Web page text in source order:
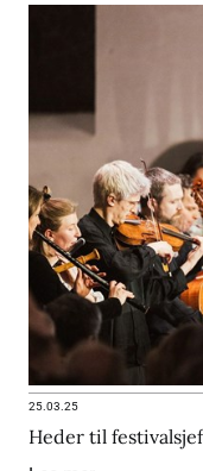
25.03.25
Heder til